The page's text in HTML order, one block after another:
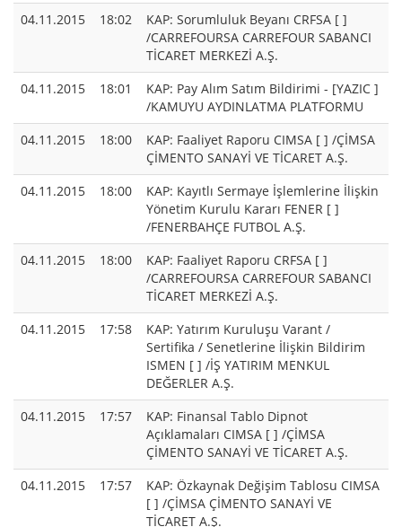
04.11.2015
18:02
KAP: Sorumluluk Beyanı CRFSA [ ]
/CARREFOURSA CARREFOUR SABANCI
TİCARET MERKEZİ A.Ş.
04.11.2015
18:01
KAP: Pay Alım Satım Bildirimi - [YAZIC ]
/KAMUYU AYDINLATMA PLATFORMU
04.11.2015
18:00
KAP: Faaliyet Raporu CIMSA [ ] /ÇİMSA
ÇİMENTO SANAYİ VE TİCARET A.Ş.
04.11.2015
18:00
KAP: Kayıtlı Sermaye İşlemlerine İlişkin
Yönetim Kurulu Kararı FENER [ ]
/FENERBAHÇE FUTBOL A.Ş.
04.11.2015
18:00
KAP: Faaliyet Raporu CRFSA [ ]
/CARREFOURSA CARREFOUR SABANCI
TİCARET MERKEZİ A.Ş.
04.11.2015
17:58
KAP: Yatırım Kuruluşu Varant /
Sertifika / Senetlerine İlişkin Bildirim
ISMEN [ ] /İŞ YATIRIM MENKUL
DEĞERLER A.Ş.
04.11.2015
17:57
KAP: Finansal Tablo Dipnot
Açıklamaları CIMSA [ ] /ÇİMSA
ÇİMENTO SANAYİ VE TİCARET A.Ş.
04.11.2015
17:57
KAP: Özkaynak Değişim Tablosu CIMSA
[ ] /ÇİMSA ÇİMENTO SANAYİ VE
TİCARET A.Ş.